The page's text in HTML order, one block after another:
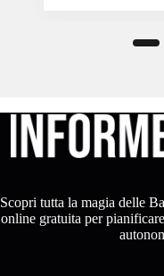
Scopri tutta la magia delle
online gratuita per